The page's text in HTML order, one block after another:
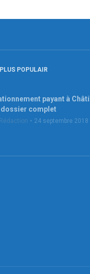
POPULAIR
payant à
dossier complet
24 septembre 2018